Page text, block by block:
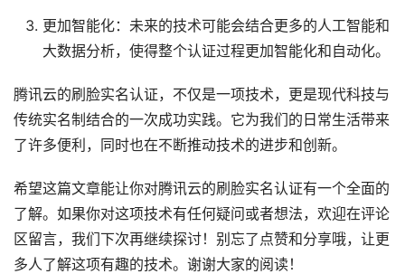
更加智能化：未来的技术可能会结合更多的人工智能和
大数据分析，使得整个认证过程更加智能化和自动化。
腾讯云的刷脸实名认证，不仅是一项技术，更是现代科技与
传统实名制结合的一次成功实践。它为我们的日常生活带来
了许多便利，同时也在不断推动技术的进步和创新。
希望这篇文章能让你对腾讯云的刷脸实名认证有一个全面的
了解。如果你对这项技术有任何疑问或者想法，欢迎在评论
区留言，我们下次再继续探讨！别忘了点赞和分享哦，让更
多人了解这项有趣的技术。谢谢大家的阅读！